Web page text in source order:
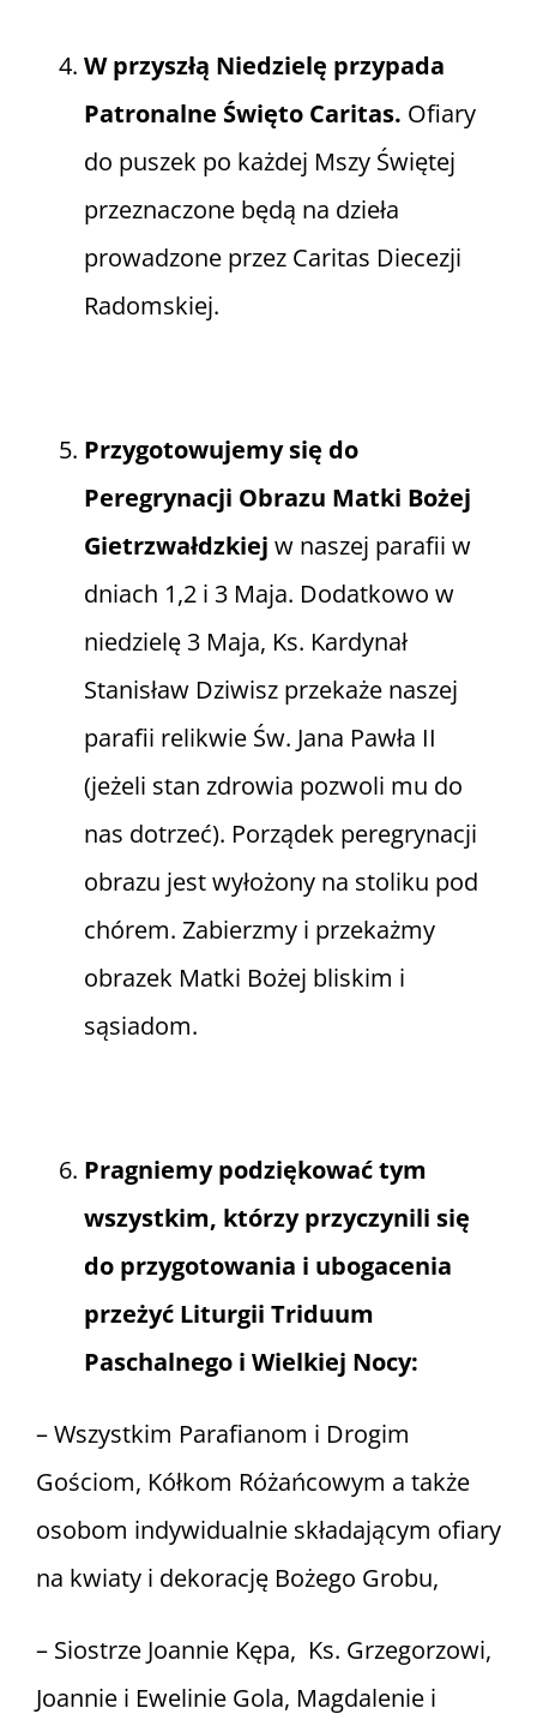
W przyszłą Niedzielę przypada
Patronalne Święto Caritas. Ofiary
do puszek po każdej Mszy Świętej
przeznaczone będą na dzieła
prowadzone przez Caritas Diecezji
Radomskiej.
Przygotowujemy się do
Peregrynacji Obrazu Matki Bożej
Gietrzwałdzkiej w naszej parafii w
dniach 1,2 i 3 Maja. Dodatkowo w
niedzielę 3 Maja, Ks. Kardynał
Stanisław Dziwisz przekaże naszej
parafii relikwie Św. Jana Pawła II
(jeżeli stan zdrowia pozwoli mu do
nas dotrzeć). Porządek peregrynacji
obrazu jest wyłożony na stoliku pod
chórem. Zabierzmy i przekażmy
obrazek Matki Bożej bliskim i
sąsiadom.
Pragniemy podziękować tym
wszystkim, którzy przyczynili się
do przygotowania i ubogacenia
przeżyć Liturgii Triduum
Paschalnego i Wielkiej Nocy:
– Wszystkim Parafianom i Drogim
Gościom, Kółkom Różańcowym a także
osobom indywidualnie składającym ofiary
na kwiaty i dekorację Bożego Grobu,
– Siostrze Joannie Kępa, Ks. Grzegorzowi,
Joannie i Ewelinie Gola, Magdalenie i